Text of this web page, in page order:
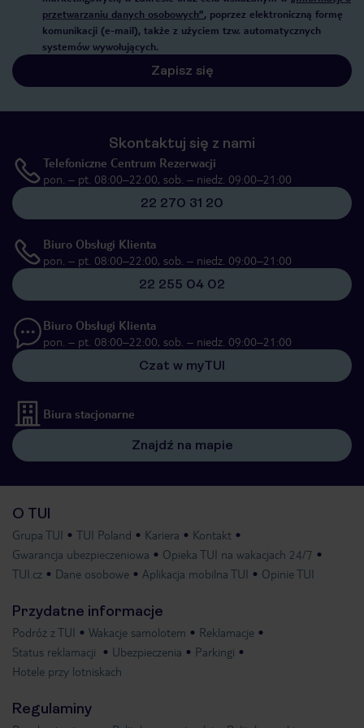
przetwarzaniu danych osobowych”, poprzez elektroniczną formę
komunikacji (e-mail), także z użyciem tzw. automatycznych
systemów wywołujących.
Zapisz się
Skontaktuj się z nami
Telefoniczne Centrum Rezerwacji
pon. – pt. 08:00–22:00, sob. – niedz. 09:00–21:00
22 270 31 20
Biuro Obsługi Klienta
pon. – pt. 08:00–22:00, sob. – niedz. 09:00–21:00
22 255 04 02
Biuro Obsługi Klienta
pon. – pt. 08:00–22:00, sob. – niedz. 09:00–21:00
Czat w myTUI
Biura stacjonarne
Znajdź na mapie
O TUI
Grupa TUI TUI Poland Kariera
Kontakt
Gwarancja ubezpieczeniowa
Opieka TUI na wakacjach 24/7
TUI.cz
Dane osobowe Aplikacja mobilna TUI Opinie TUI
Przydatne informacje
Podróż z TUI Wakacje samolotem
Reklamacje
Status reklamacji
Ubezpieczenia
Parkingi
Hotele przy lotniskach
Regulaminy